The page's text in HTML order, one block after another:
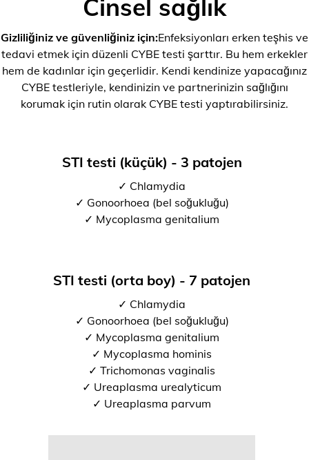
Cinsel sağlık
Gizliliğiniz ve güvenliğiniz için:Enfeksiyonları erken teşhis ve
tedavi etmek için düzenli CYBE testi şarttır. Bu hem erkekler
hem de kadınlar için geçerlidir. Kendi kendinize yapacağınız
CYBE testleriyle, kendinizin ve partnerinizin sağlığını
korumak için rutin olarak CYBE testi yaptırabilirsiniz.
STI testi (küçük) - 3 patojen
✓ Chlamydia
✓ Gonoorhoea (bel soğukluğu)
✓ Mycoplasma genitalium
STI testi (orta boy) - 7 patojen
✓ Chlamydia
✓ Gonoorhoea (bel soğukluğu)
✓ Mycoplasma genitalium
✓ Mycoplasma hominis
✓ Trichomonas vaginalis
✓ Ureaplasma urealyticum
✓ Ureaplasma parvum